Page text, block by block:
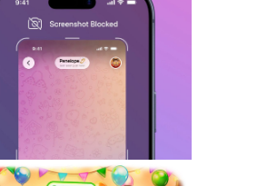
GIF标题功能上线：动态图也能
说明与表情内容